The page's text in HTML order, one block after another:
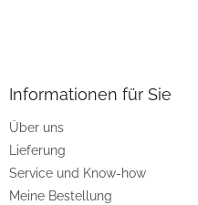
e
Informationen für Sie
Über uns
Lieferung
Service und Know-how
Meine Bestellung